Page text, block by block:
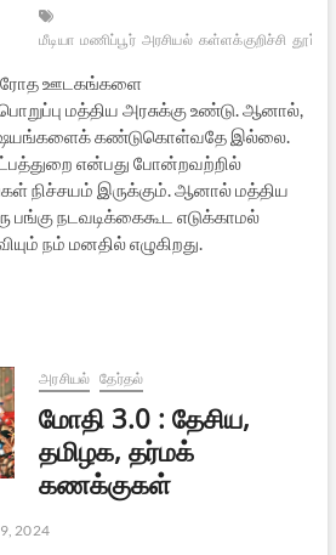
மீடியா மணிப்பூர் அரசியல் கள்ளக்குறிச்சி
ஊடகங்களை
மத்திய அரசுக்கு உண்டு. ஆனால்,
கண்டுகொள்வதே இல்லை.
என்பது போன்றவற்றில்
நிச்சயம் இருக்கும். ஆனால் மத்திய
பங்கு நடவடிக்கைகூட எடுக்காமல்
நம் மனதில் எழுகிறது.
அரசியல் தேர்தல்
மோதி 3.0 : தேசிய,
தமிழக, தர்மக்
கணக்குகள்
2024